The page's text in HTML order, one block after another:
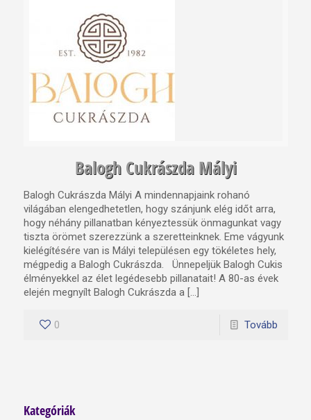
Balogh Cukrászda Mályi
Balogh Cukrászda Mályi A mindennapjaink rohanó
világában elengedhetetlen, hogy szánjunk elég időt arra,
hogy néhány pillanatban kényeztessük önmagunkat vagy
tiszta örömet szerezzünk a szeretteinknek. Eme vágyunk
kielégítésére van is Mályi településen egy tökéletes hely,
mégpedig a Balogh Cukrászda. Ünnepeljük Balogh Cukis
élményekkel az élet legédesebb pillanatait! A 80-as évek
elején megnyílt Balogh Cukrászda a […]
0 Tovább
Kategóriák